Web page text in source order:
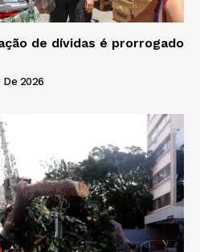
de dívidas é prorrogado
De 2026